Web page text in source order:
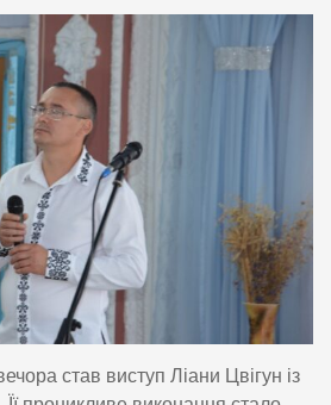
став виступ Ліани Цвігун із